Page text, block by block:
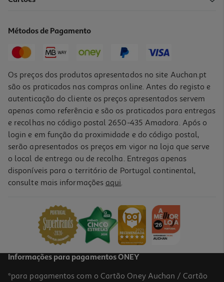
Prato Descartável Actuel Cartão Eco 23cm Pack 10 Unidades
Métodos de Pagamento
Os preços dos produtos apresentados no site Auchan.pt
são os praticados nas compras online. Antes do registo e
autenticação do cliente os preços apresentados servem
apenas como referência e são os praticados para entregas
e recolhas no código postal 2650-435 Amadora. Após o
login e em função da proximidade e do código postal,
serão apresentados os preços em vigor na loja que serve
o local de entrega ou de recolha. Entregas apenas
disponíveis para o território de Portugal continental,
consulte mais informações aqui.
Informações para pagamentos ONEY
*para pagamentos com o Cartão Oney Auchan / Cartão